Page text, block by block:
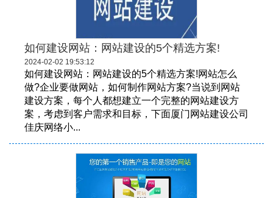
如何建设网站：网站建设的5个精选方案!
2024-02-02 19:53:12
如何建设网站：网站建设的5个精选方案!网站怎么
做?企业要做网站，如何制作网站方案?当说到网站
建设方案，每个人都想建立一个完整的网站建设方
案，考虑到客户需求和目标，下面厦门网站建设公司
佳庆网络小...